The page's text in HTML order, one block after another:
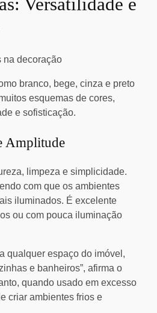
branco, bege, cinza e preto
esquemas de cores,
e sofisticação.
Amplitude
limpeza e simplicidade.
com que os ambientes
iluminados. É excelente
ou com pouca iluminação
qualquer espaço do imóvel,
e banheiros”, afirma o
quando usado em excesso
criar ambientes frios e